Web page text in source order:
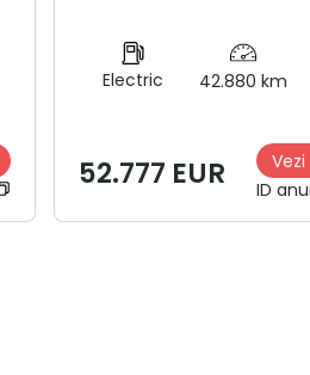
Electric 42.880 km
52.777 EUR
ID